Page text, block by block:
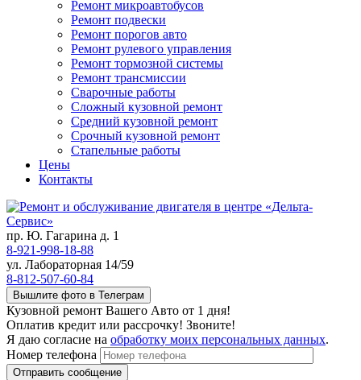
Ремонт микроавтобусов
Ремонт подвески
Ремонт порогов авто
Ремонт рулевого управления
Ремонт тормозной системы
Ремонт трансмиссии
Сварочные работы
Сложный кузовной ремонт
Средний кузовной ремонт
Срочный кузовной ремонт
Стапельные работы
Цены
Контакты
пр. Ю. Гагарина д. 1
8-921-998-18-88
ул. Лабораторная 14/59
8-812-507-60-84
Вышлите фото в Телеграм
Кузовной ремонт Вашего Авто от 1 дня!
Оплатив кредит или рассрочку! Звоните!
Я даю согласие на обработку моих персональных данных.
Номер телефона